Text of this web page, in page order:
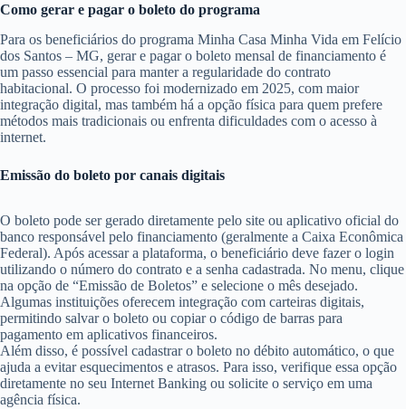
Como gerar e pagar o boleto do programa
Para os beneficiários do programa Minha Casa Minha Vida em Felício
dos Santos – MG, gerar e pagar o boleto mensal de financiamento é
um passo essencial para manter a regularidade do contrato
habitacional. O processo foi modernizado em 2025, com maior
integração digital, mas também há a opção física para quem prefere
métodos mais tradicionais ou enfrenta dificuldades com o acesso à
internet.
Emissão do boleto por canais digitais
O boleto pode ser gerado diretamente pelo site ou aplicativo oficial do
banco responsável pelo financiamento (geralmente a Caixa Econômica
Federal). Após acessar a plataforma, o beneficiário deve fazer o login
utilizando o número do contrato e a senha cadastrada. No menu, clique
na opção de “Emissão de Boletos” e selecione o mês desejado.
Algumas instituições oferecem integração com carteiras digitais,
permitindo salvar o boleto ou copiar o código de barras para
pagamento em aplicativos financeiros.
Além disso, é possível cadastrar o boleto no débito automático, o que
ajuda a evitar esquecimentos e atrasos. Para isso, verifique essa opção
diretamente no seu Internet Banking ou solicite o serviço em uma
agência física.